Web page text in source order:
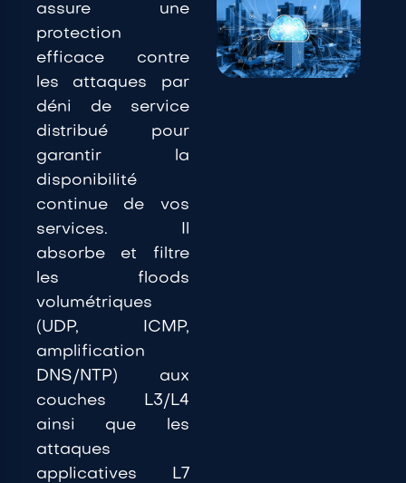
assure une
protection
efficace contre
les attaques par
déni de service
distribué pour
garantir la
disponibilité
continue de vos
services. Il
absorbe et filtre
les floods
volumétriques
(UDP, ICMP,
amplification
DNS/NTP) aux
couches L3/L4
ainsi que les
attaques
applicatives L7